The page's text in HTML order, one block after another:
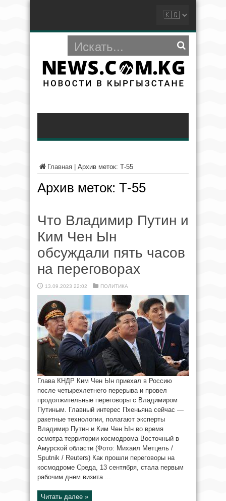
Главная Архив меток: Т-55
Архив меток: Т-55
Что Владимир Путин и
Ким Чен Ын
обсуждали пять часов
на переговорах
13.09.2023 22:02 ПОЛИТИКА
Глава КНДР Ким Чен Ын приехал в Россию
после четырехлетнего перерыва и провел
продолжительные переговоры с Владимиром
Путиным. Главный интерес Пхеньяна сейчас —
ракетные технологии, полагают эксперты
Владимир Путин и Ким Чен Ын во время
осмотра территории космодрома Восточный в
Амурской области (Фото: Михаил Метцель /
Sputnik / Reuters) Как прошли переговоры на
космодроме Среда, 13 сентября, стала первым
рабочим днем визита ...
Читать далее »